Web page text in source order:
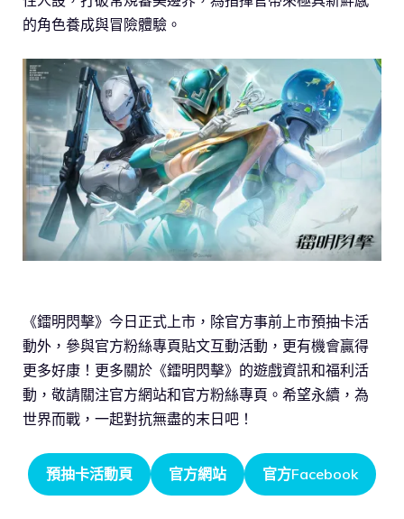
的角色養成與冒險體驗。
《鐳明閃擊》今日正式上市，除官方事前上市預抽卡活
動外，參與官方粉絲專頁貼文互動活動，更有機會贏得
更多好康！更多關於《鐳明閃擊》的遊戲資訊和福利活
動，敬請關注官方網站和官方粉絲專頁。希望永續，為
世界而戰，一起對抗無盡的末日吧！
預抽卡活動頁 官方網站 官方Facebook